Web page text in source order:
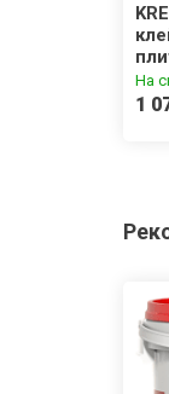
На
1